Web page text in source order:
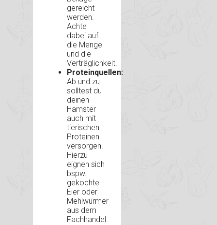
gereicht
werden.
Achte
dabei auf
die Menge
und die
Verträglichkeit.
Proteinquellen:
Ab und zu
solltest du
deinen
Hamster
auch mit
tierischen
Proteinen
versorgen.
Hierzu
eignen sich
bspw.
gekochte
Eier oder
Mehlwürmer
aus dem
Fachhandel.